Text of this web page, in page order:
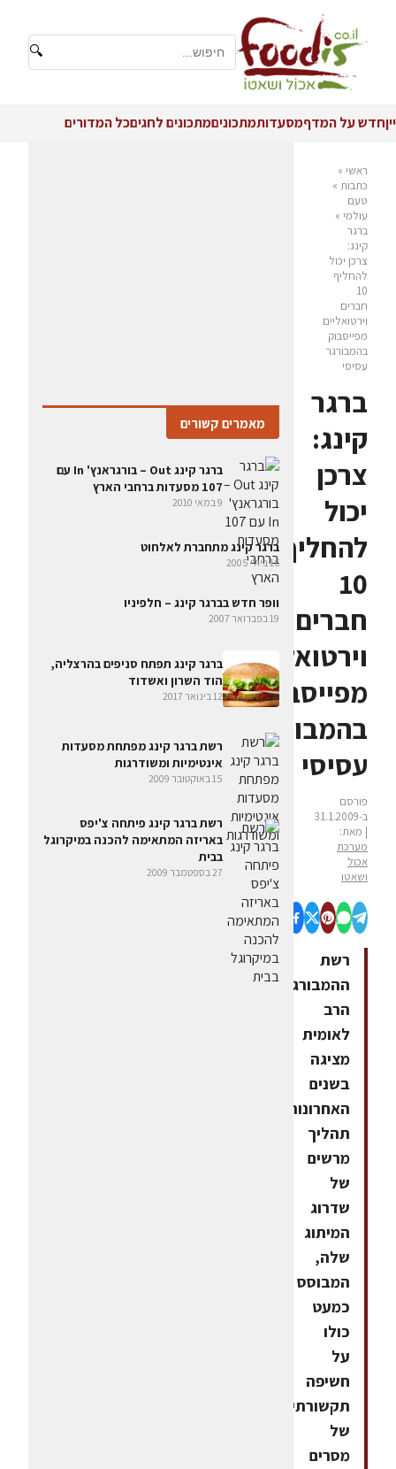
🔍
ייןחדש על המדףמסעדותמתכוניםמתכונים לחגיםכל המדורים
ראשי »
כתבות »
טעם
עולמי »
ברגר
קינג:
צרכן יכול
להחליף
10
חברים
וירטואליים
מפייסבוק
בהמבורגר
עסיסי
ברגר
קינג:
צרכן
יכול
להחליף
10
חברים
וירטואליים
מפייסבוק
בהמבורגר
עסיסי
פורסם
ב-31.1.2009
| מאת:
מערכת
אכול
ושאטו
רשת
ההמבורגרים
הרב
לאומית
מציגה
בשנים
האחרונות
תהליך
מרשים
של
שדרוג
המיתוג
שלה,
המבוסס
כמעט
כולו
על
חשיפה
תקשורתית
של
מסרים
מאמרים קשורים
ברגר קינג Out – בורגראנץ' In עם
107 מסעדות ברחבי הארץ
9 במאי 2010
ברגר קינג מתחברת לאלחוט
16 ביולי 2005
וופר חדש בברגר קינג – חלפיניו
19 בפברואר 2007
ברגר קינג תפתח סניפים בהרצליה,
הוד השרון ואשדוד
12 בינואר 2017
רשת ברגר קינג מפתחת מסעדות
אינטימיות ומשודרגות
15 באוקטובר 2009
רשת ברגר קינג פיתחה צ'יפס
באריזה המתאימה להכנה במיקרוגל
בבית
27 בספטמבר 2009